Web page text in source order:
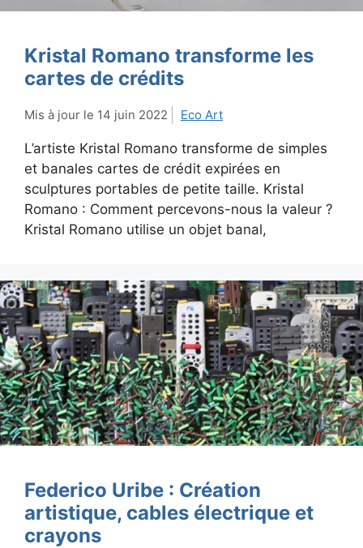
Kristal Romano transforme les
cartes de crédits
14 juin 2022 Eco Art
L’artiste Kristal Romano transforme de simples
et banales cartes de crédit expirées en
sculptures portables de petite taille. Kristal
Romano : Comment percevons-nous la valeur ?
Kristal Romano utilise un objet banal,
Federico Uribe : Création
artistique, cables électrique et
crayons